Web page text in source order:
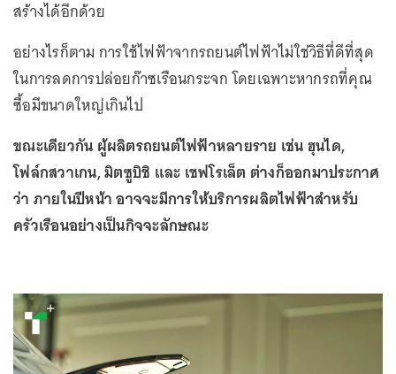
สร้างได้อีกด้วย
อย่างไรก็ตาม การใช้ไฟฟ้าจากรถยนต์ไฟฟ้าไม่ใช่วิธีที่ดีที่สุด
ในการลดการปล่อยก๊าซเรือนกระจก โดยเฉพาะหากรถที่คุณ
ซื้อมีขนาดใหญ่เกินไป
ขณะเดียวกัน ผู้ผลิตรถยนต์ไฟฟ้าหลายราย เช่น ฮุนได,
โฟล์กสวาเกน, มิตซูบิชิ และ เชฟโรเล็ต ต่างก็ออกมาประกาศ
ว่า ภายในปีหน้า อาจจะมีการให้บริการผลิตไฟฟ้าสำหรับ
ครัวเรือนอย่างเป็นกิจจะลักษณะ